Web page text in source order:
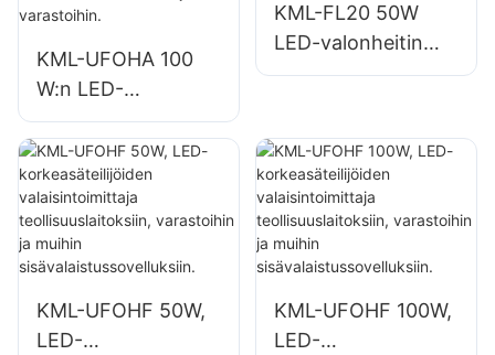
KML-UFOHA 100
W:n LED-
syväsäteilijöiden
toimittaja
sisätiloihin, kuten
teollisuusrakennuks
iin ja varastoihin.
KML-FL20 50W
LED-valonheitin
ulkomainostauluille
KML-UFOHF 50W,
LED-
KML-UFOHF 100W,
LED-